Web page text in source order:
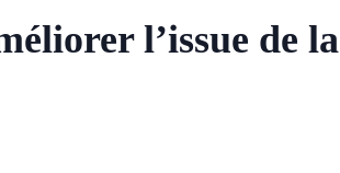
l’issue de la